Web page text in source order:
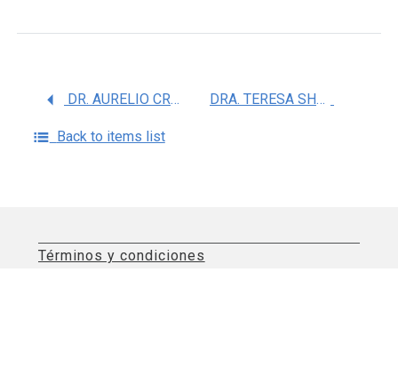
DR. AURELIO CRUZ VALDEZ DRA. TERESA SHAMAH LEVY
Back to items list
Términos y condiciones